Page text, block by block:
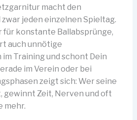
macht den
jeden einzelnen Spieltag.
für konstante Ballabsprünge,
auch unnötige
Training und schont Dein
im Verein oder bei
zeigt sich: Wer seine
gewinnt Zeit, Nerven und oft
mehr.